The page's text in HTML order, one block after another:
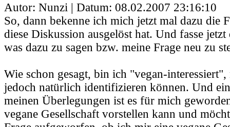
Autor: Nunzi | Datum: 08.02.2007 23:16:10
So, dann bekenne ich mich jetzt mal dazu die
diese Diskussion ausgelöst hat. Und fasse
was dazu zu sagen bzw. meine Frage neu zu
Wie schon gesagt, bin ich "vegan-
jedoch natürlich identifizieren können. Und
meinen Überlegungen ist es für mich
vegane Gesellschaft vorstellen kann und